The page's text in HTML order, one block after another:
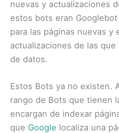
nuevas y actualizaciones
estos bots eran
para las páginas nuevas y
actualizaciones de las
de datos.
Estos Bots ya no existen.
rango de Bots que tienen
encargan de indexar
que Google localiza una